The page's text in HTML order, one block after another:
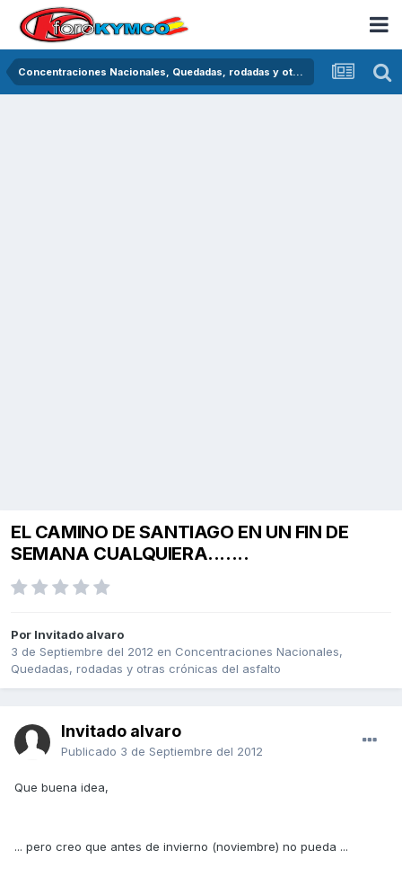
Concentraciones Nacionales, Quedadas, rodadas y otras crónicas del asfalto
EL CAMINO DE SANTIAGO EN UN FIN DE
SEMANA CUALQUIERA.......
Por Invitado alvaro
3 de Septiembre del 2012 en Concentraciones Nacionales,
Quedadas, rodadas y otras crónicas del asfalto
Invitado alvaro
Publicado 3 de Septiembre del 2012
Que buena idea,
... pero creo que antes de invierno (noviembre) no pueda ...